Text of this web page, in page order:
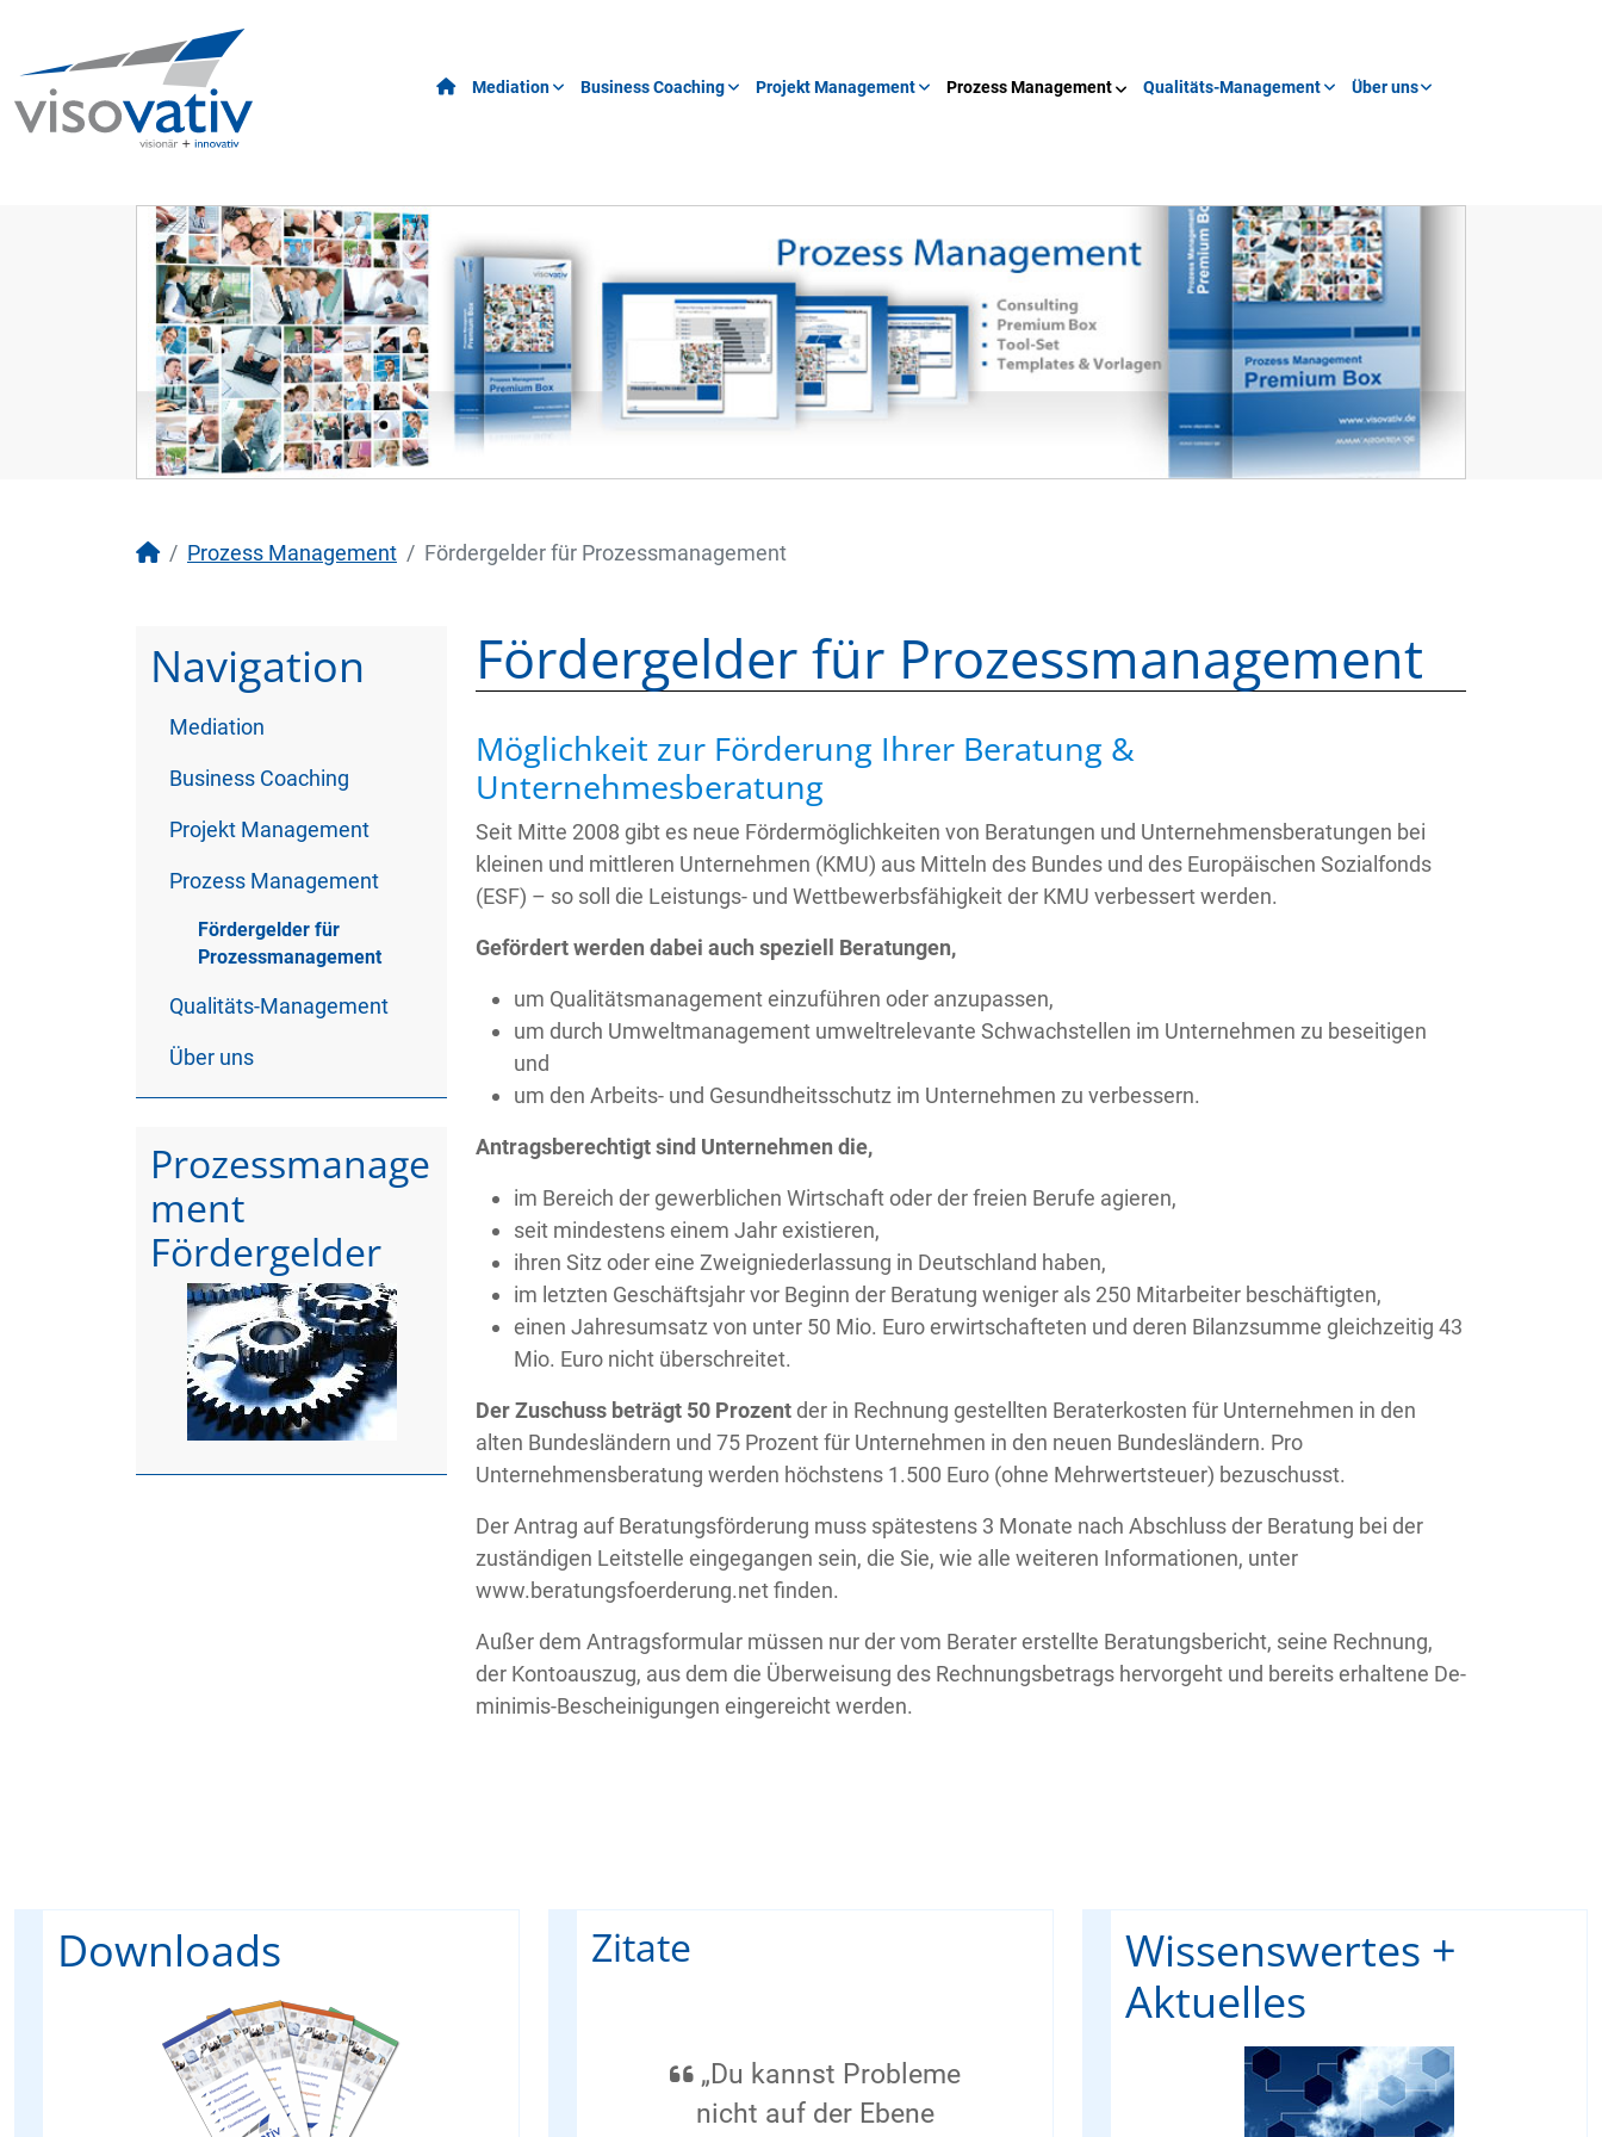
Mediation Business Coaching Projekt Management Prozess Management Qualitäts-Management Über uns
Prozess Management Fördergelder für Prozessmanagement
Navigation
Mediation
Business Coaching
Projekt Management
Prozess Management
Fördergelder für
Prozessmanagement
Qualitäts-Management
Über uns
Prozessmanage
ment
Fördergelder
Fördergelder für Prozessmanagement
Möglichkeit zur Förderung Ihrer Beratung &
Unternehmesberatung
Seit Mitte 2008 gibt es neue Fördermöglichkeiten von Beratungen und Unternehmensberatungen bei
kleinen und mittleren Unternehmen (KMU) aus Mitteln des Bundes und des Europäischen Sozialfonds
(ESF) – so soll die Leistungs- und Wettbewerbsfähigkeit der KMU verbessert werden.
Gefördert werden dabei auch speziell Beratungen,
um Qualitätsmanagement einzuführen oder anzupassen,
um durch Umweltmanagement umweltrelevante Schwachstellen im Unternehmen zu beseitigen
und
um den Arbeits- und Gesundheitsschutz im Unternehmen zu verbessern.
Antragsberechtigt sind Unternehmen die,
im Bereich der gewerblichen Wirtschaft oder der freien Berufe agieren,
seit mindestens einem Jahr existieren,
ihren Sitz oder eine Zweigniederlassung in Deutschland haben,
im letzten Geschäftsjahr vor Beginn der Beratung weniger als 250 Mitarbeiter beschäftigten,
einen Jahresumsatz von unter 50 Mio. Euro erwirtschafteten und deren Bilanzsumme gleichzeitig 43
Mio. Euro nicht überschreitet.
Der Zuschuss beträgt 50 Prozent der in Rechnung gestellten Beraterkosten für Unternehmen in den
alten Bundesländern und 75 Prozent für Unternehmen in den neuen Bundesländern. Pro
Unternehmensberatung werden höchstens 1.500 Euro (ohne Mehrwertsteuer) bezuschusst.
Der Antrag auf Beratungsförderung muss spätestens 3 Monate nach Abschluss der Beratung bei der
zuständigen Leitstelle eingegangen sein, die Sie, wie alle weiteren Informationen, unter
www.beratungsfoerderung.net finden.
Außer dem Antragsformular müssen nur der vom Berater erstellte Beratungsbericht, seine Rechnung,
der Kontoauszug, aus dem die Überweisung des Rechnungsbetrags hervorgeht und bereits erhaltene De-
minimis-Bescheinigungen eingereicht werden.
Downloads Zitate
„Du kannst Probleme
nicht auf der Ebene
Wissenswertes +
Aktuelles